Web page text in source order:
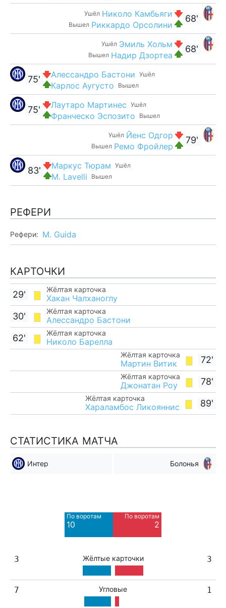
68'
Ушёл Николо Камбьяги
Вышел Риккардо Орсолини
68'
Ушёл Эмиль Хольм
Вышел Надир Дзортеа
Ушёл
Алессандро Бастони
Вышел
Карлос Аугусто
75'
Ушёл
Лаутаро Мартинес
Вышел
Франческо Эспозито
75'
79'
Ушёл Йенс Одгор
Вышел Ремо Фройлер
Ушёл
Маркус Тюрам
Вышел
M. Lavelli
83'
РЕФЕРИ
Рефери: M. Guida
КАРТОЧКИ
Жёлтая карточка
Хакан Чалханоглу
29'
Жёлтая карточка
Алессандро Бастони
30'
Жёлтая карточка
Николо Барелла
62'
72'
Жёлтая карточка
Мартин Витик
78'
Жёлтая карточка
Джонатан Роу
89'
Жёлтая карточка
Хараламбос Ликояннис
СТАТИСТИКА МАТЧА
Интер Болонья
По воротам
10
По воротам
2
3 Жёлтые карточки 3
7 Угловые 1